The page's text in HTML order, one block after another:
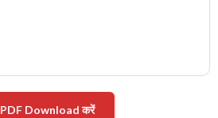
PDF Download करें